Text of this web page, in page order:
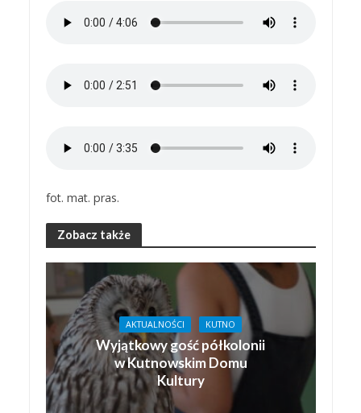
fot. mat. pras.
Zobacz także
AKTUALNOŚCI KUTNO
Wyjątkowy gość półkolonii
w Kutnowskim Domu
Kultury